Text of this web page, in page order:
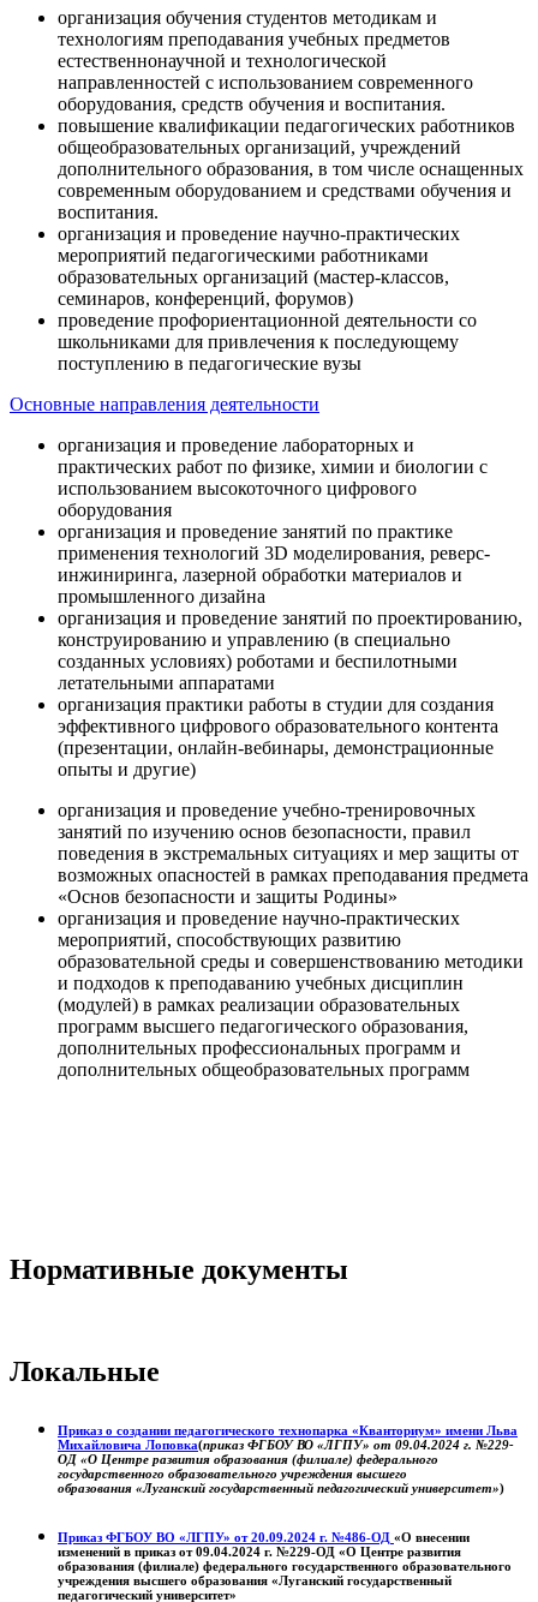
организация обучения студентов методикам и
технологиям преподавания учебных предметов
естественнонаучной и технологической
направленностей с использованием современного
оборудования, средств обучения и воспитания.
повышение квалификации педагогических работников
общеобразовательных организаций, учреждений
дополнительного образования, в том числе оснащенных
современным оборудованием и средствами обучения и
воспитания.
организация и проведение научно-практических
мероприятий педагогическими работниками
образовательных организаций (мастер-классов,
семинаров, конференций, форумов)
проведение профориентационной деятельности со
школьниками для привлечения к последующему
поступлению в педагогические вузы
Основные направления деятельности
организация и проведение лабораторных и
практических работ по физике, химии и биологии с
использованием высокоточного цифрового
оборудования
организация и проведение занятий по практике
применения технологий 3D моделирования, реверс-
инжиниринга, лазерной обработки материалов и
промышленного дизайна
организация и проведение занятий по проектированию,
конструированию и управлению (в специально
созданных условиях) роботами и беспилотными
летательными аппаратами
организация практики работы в студии для создания
эффективного цифрового образовательного контента
(презентации, онлайн-вебинары, демонстрационные
опыты и другие)
организация и проведение учебно-тренировочных
занятий по изучению основ безопасности, правил
поведения в экстремальных ситуациях и мер защиты от
возможных опасностей в рамках преподавания предмета
«Основ безопасности и защиты Родины»
организация и проведение научно-практических
мероприятий, способствующих развитию
образовательной среды и совершенствованию методики
и подходов к преподаванию учебных дисциплин
(модулей) в рамках реализации образовательных
программ высшего педагогического образования,
дополнительных профессиональных программ и
дополнительных общеобразовательных программ
Нормативные документы
Локальные
Приказ о создании педагогического технопарка «Кванториум» имени Льва
Михайловича Лоповка(приказ ФГБОУ ВО «ЛГПУ» от 09.04.2024 г. №229-
ОД «О Центре развития образования (филиале) федерального
государственного образовательного учреждения высшего
образования «Луганский государственный педагогический университет»)
Приказ ФГБОУ ВО «ЛГПУ» от 20.09.2024 г. №486-ОД «О внесении
изменений в приказ от 09.04.2024 г. №229-ОД «О Центре развития
образования (филиале) федерального государственного образовательного
учреждения высшего образования «Луганский государственный
педагогический университет»